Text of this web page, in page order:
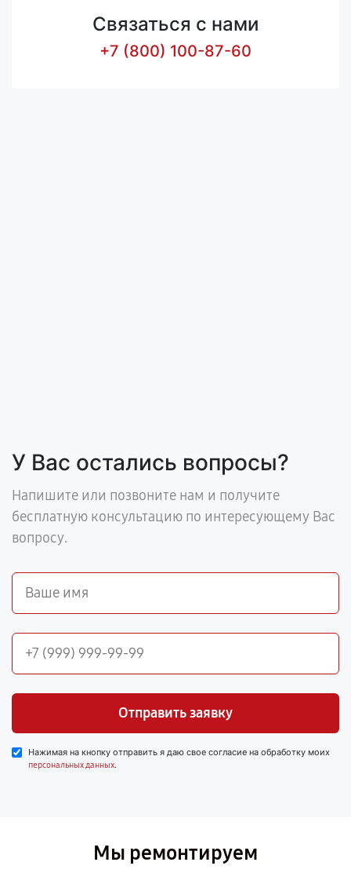
Связаться с нами
+7 (800) 100-87-60
У Вас остались вопросы?
Напишите или позвоните нам и получите
бесплатную консультацию по интересующему Вас
вопросу.
Отправить заявку
Нажимая на кнопку отправить я даю свое согласие на обработку моих
персональных данных.
Мы ремонтируем